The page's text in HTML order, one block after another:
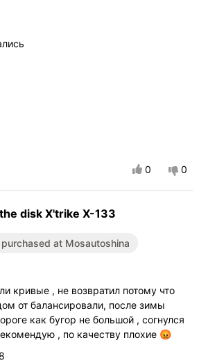
да
0 0
disk X'trike X-133
at Mosautoshina
кривые , не возвратил потому что
от балансировали, после зимы
как бугор не большой , согнулся
, по качеству плохие 😡